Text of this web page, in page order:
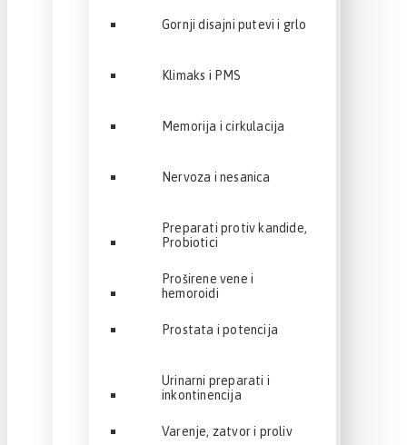
Gornji disajni putevi i grlo
Klimaks i PMS
Memorija i cirkulacija
Nervoza i nesanica
Preparati protiv kandide,
Probiotici
Proširene vene i
hemoroidi
Prostata i potencija
Urinarni preparati i
inkontinencija
Varenje, zatvor i proliv